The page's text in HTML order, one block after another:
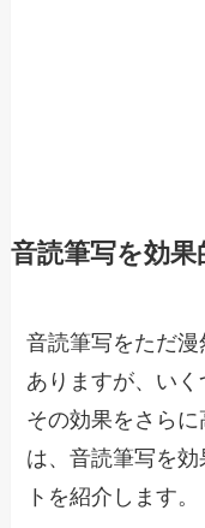
音読筆写を効
音読筆写をただ
ありますが、いく
その効果をさら
は、音読筆写を
トを紹介します。